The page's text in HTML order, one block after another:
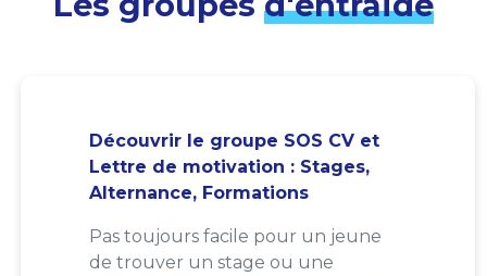
Découvrir le groupe SOS CV et
Lettre de motivation : Stages,
Alternance, Formations
Pas toujours facile pour un jeune
de trouver un stage ou une